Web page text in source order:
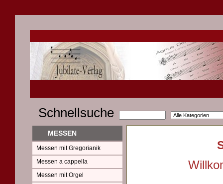
Schnellsuche
MESSEN
Messen mit Gregorianik
Messen a cappella
Messen mit Orgel